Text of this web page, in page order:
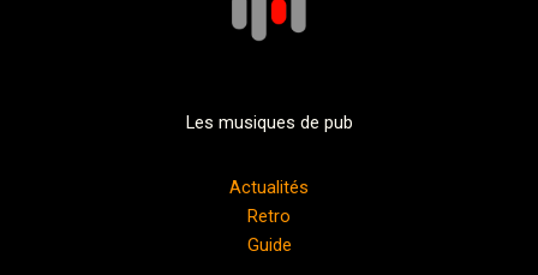
Les musiques de pub
Actualités
Retro
Guide